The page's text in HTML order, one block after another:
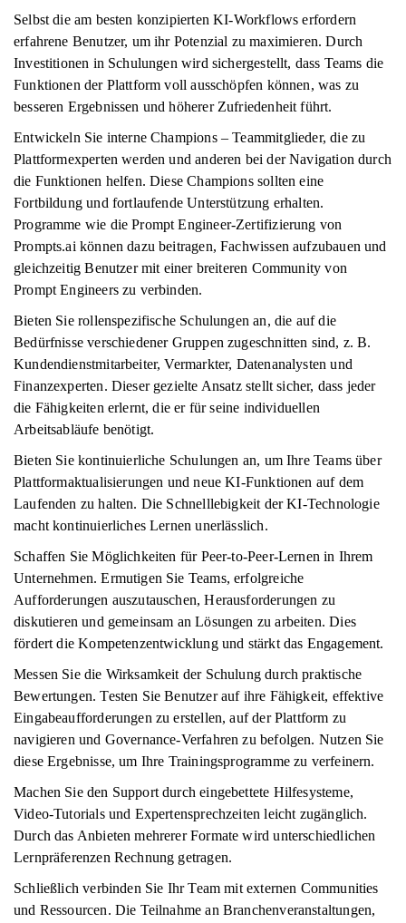
Selbst die am besten konzipierten KI-Workflows erfordern
erfahrene Benutzer, um ihr Potenzial zu maximieren. Durch
Investitionen in Schulungen wird sichergestellt, dass Teams die
Funktionen der Plattform voll ausschöpfen können, was zu
besseren Ergebnissen und höherer Zufriedenheit führt.
Entwickeln Sie interne Champions – Teammitglieder, die zu
Plattformexperten werden und anderen bei der Navigation durch
die Funktionen helfen. Diese Champions sollten eine
Fortbildung und fortlaufende Unterstützung erhalten.
Programme wie die Prompt Engineer-Zertifizierung von
Prompts.ai können dazu beitragen, Fachwissen aufzubauen und
gleichzeitig Benutzer mit einer breiteren Community von
Prompt Engineers zu verbinden.
Bieten Sie rollenspezifische Schulungen an, die auf die
Bedürfnisse verschiedener Gruppen zugeschnitten sind, z. B.
Kundendienstmitarbeiter, Vermarkter, Datenanalysten und
Finanzexperten. Dieser gezielte Ansatz stellt sicher, dass jeder
die Fähigkeiten erlernt, die er für seine individuellen
Arbeitsabläufe benötigt.
Bieten Sie kontinuierliche Schulungen an, um Ihre Teams über
Plattformaktualisierungen und neue KI-Funktionen auf dem
Laufenden zu halten. Die Schnelllebigkeit der KI-Technologie
macht kontinuierliches Lernen unerlässlich.
Schaffen Sie Möglichkeiten für Peer-to-Peer-Lernen in Ihrem
Unternehmen. Ermutigen Sie Teams, erfolgreiche
Aufforderungen auszutauschen, Herausforderungen zu
diskutieren und gemeinsam an Lösungen zu arbeiten. Dies
fördert die Kompetenzentwicklung und stärkt das Engagement.
Messen Sie die Wirksamkeit der Schulung durch praktische
Bewertungen. Testen Sie Benutzer auf ihre Fähigkeit, effektive
Eingabeaufforderungen zu erstellen, auf der Plattform zu
navigieren und Governance-Verfahren zu befolgen. Nutzen Sie
diese Ergebnisse, um Ihre Trainingsprogramme zu verfeinern.
Machen Sie den Support durch eingebettete Hilfesysteme,
Video-Tutorials und Expertensprechzeiten leicht zugänglich.
Durch das Anbieten mehrerer Formate wird unterschiedlichen
Lernpräferenzen Rechnung getragen.
Schließlich verbinden Sie Ihr Team mit externen Communities
und Ressourcen. Die Teilnahme an Branchenveranstaltungen,